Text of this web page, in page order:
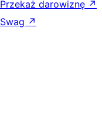
Przekaż darowiznę ↗
Swag ↗